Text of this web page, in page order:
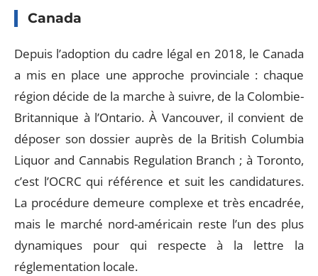
Canada
Depuis l’adoption du cadre légal en 2018, le Canada
a mis en place une approche provinciale : chaque
région décide de la marche à suivre, de la Colombie-
Britannique à l’Ontario. À Vancouver, il convient de
déposer son dossier auprès de la British Columbia
Liquor and Cannabis Regulation Branch ; à Toronto,
c’est l’OCRC qui référence et suit les candidatures.
La procédure demeure complexe et très encadrée,
mais le marché nord-américain reste l’un des plus
dynamiques pour qui respecte à la lettre la
réglementation locale.